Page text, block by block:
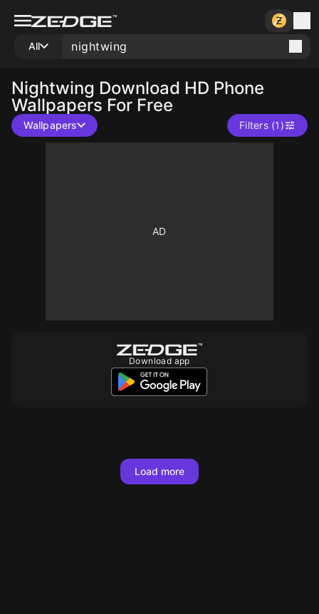
All
Nightwing Download HD Phone
Wallpapers For Free
Wallpapers Filters (1)
Download app
Load more